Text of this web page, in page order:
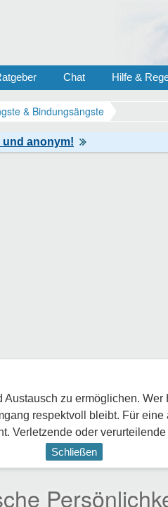
Chat Hilfe &
& Bindungsängste
zu ermöglichen.
respektvoll bleibt. Für
Verletzende oder
Schließen